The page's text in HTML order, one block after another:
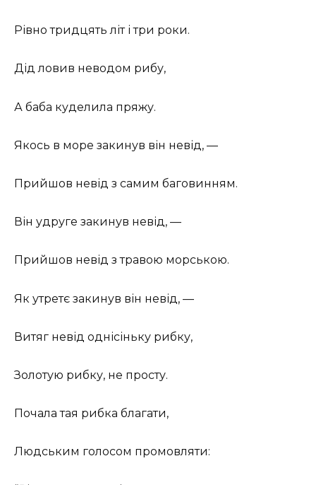
Рівно тридцять літ і три роки.
Дід ловив неводом рибу,
А баба куделила пряжу.
Якось в море закинув він невід, —
Прийшов невід з самим баговинням.
Він удруге закинув невід, —
Прийшов невід з травою морською.
Як утретє закинув він невід, —
Витяг невід однісіньку рибку,
Золотую рибку, не просту.
Почала тая рибка благати,
Людським голосом промовляти: